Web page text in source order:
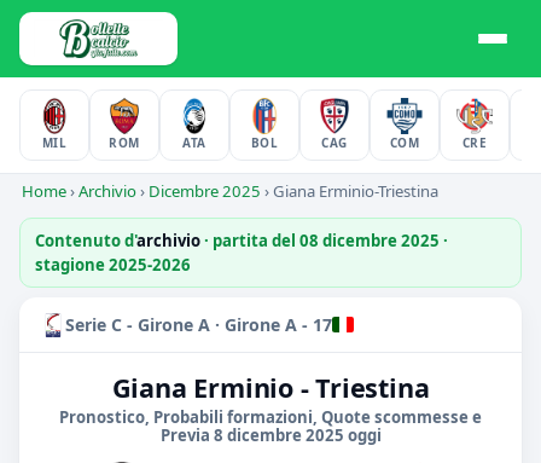
MIL ROM ATA BOL CAG COM CRE
Home›Archivio› Dicembre 2025 ›Giana Erminio-Triestina
Contenuto d'archivio· partita del 08 dicembre 2025 ·
stagione 2025-2026
Serie C - Girone A · Girone A - 17
Giana Erminio - Triestina
Pronostico, Probabili formazioni, Quote scommesse e
Previa 8 dicembre 2025 oggi